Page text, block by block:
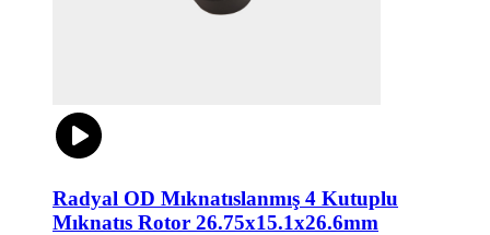
Radyal OD Mıknatıslanmış 4 Kutuplu
Mıknatıs Rotor 26.75x15.1x26.6mm